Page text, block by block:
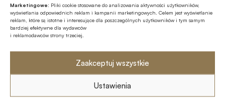
Marketingowe: Pliki cookie stosowane do analizowania aktywności użytkowników,
wyświetlania odpowiednich reklam i kampanii marketingowych. Celem jest wyświetlanie
reklam, które są istotne i interesujące dla poszczególnych użytkowników i tym samym
bardziej efektywne dla wydawców
i reklamodawców strony trzeciej.
Zaakceptuj wszystkie
Ustawienia
RPP podniesie stopy procentowe
lub pogrąży złotego
Rekordowa inflacja, pogłębiająca się słabość złotego
względem głównych walut świata oraz działania innych
banków centralnych skłaniają do wniosku, że Rada Polityki
Pieniężnej ogłosi w środę 3 listopada decyzję o kolejnej
podwyżce stóp procentowych. Jeżeli tak się nie stanie,
złoty wpadnie w poważne tarapaty, ocenia Bartosz Sawicki,